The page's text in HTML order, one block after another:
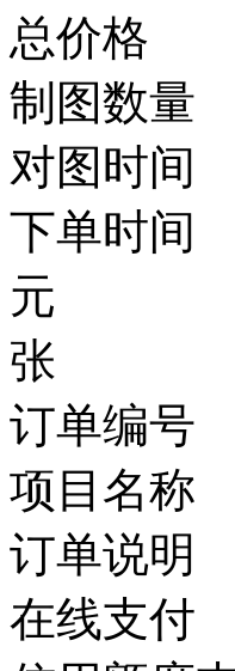
总价格
制图数量
对图时间
下单时间
元
张
订单编号
项目名称
订单说明
在线支付